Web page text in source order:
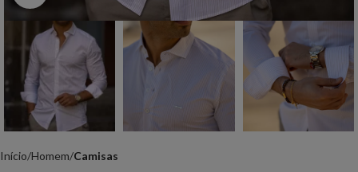
Início Homem Camisas